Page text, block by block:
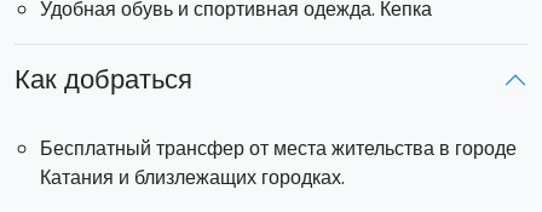
Это индивидуальный турсличнымводителем/
гидом, который будет рад помочь вам в любом вопросе.
Водитель согласно итальянскому законодательству не
но с удовольствием даст вам полезные советы.
Автомобиль предоставляется в индивидуальное
Удобная обувь и спортивная одежда. Кепка
Как добраться
Бесплатный трансфер от места жительства в городе
Катания и близлежащих городках.